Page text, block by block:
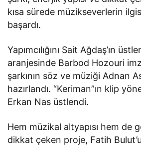
kısa sürede müzikseverlerin
başardı.
Yapımcılığını Sait Ağdaş’ın
aranjesinde Barbod Hozouri
şarkının söz ve müziği Adnan
hazırlandı. “Keriman”ın klip
Erkan Nas üstlendi.
Hem müzikal altyapısı hem de
dikkat çeken proje, Fatih